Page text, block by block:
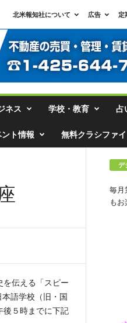
北米報知社について 広告 定
ネス 学校・教育 占
ト情報 無料クラシファ
を伝える「スピー
語学校（旧・国
後５時までに下記
デ
毎月
もお